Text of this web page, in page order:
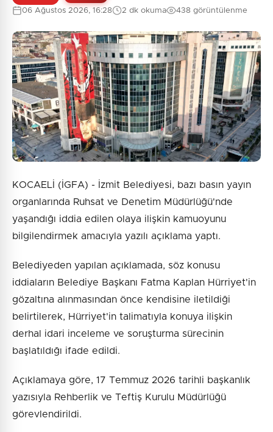
06 Ağustos 2026, 16:28 2 dk okuma 438 görüntülenme
KOCAELİ (İGFA) - İzmit Belediyesi, bazı basın yayın
organlarında Ruhsat ve Denetim Müdürlüğü'nde
yaşandığı iddia edilen olaya ilişkin kamuoyunu
bilgilendirmek amacıyla yazılı açıklama yaptı.
Belediyeden yapılan açıklamada, söz konusu
iddiaların Belediye Başkanı Fatma Kaplan Hürriyet'in
gözaltına alınmasından önce kendisine iletildiği
belirtilerek, Hürriyet'in talimatıyla konuya ilişkin
derhal idari inceleme ve soruşturma sürecinin
başlatıldığı ifade edildi.
Açıklamaya göre, 17 Temmuz 2026 tarihli başkanlık
yazısıyla Rehberlik ve Teftiş Kurulu Müdürlüğü
görevlendirildi.